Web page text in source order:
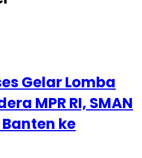
Gelar Lomba
MPR RI, SMAN
ke